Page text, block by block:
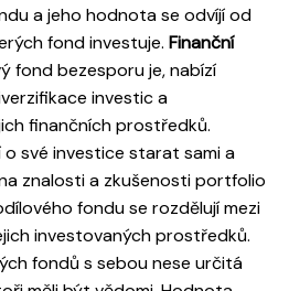
a jeho hodnota se odvíjí od
fond investuje. Finanční
fond bezesporu je, nabízí
investic a
finančních prostředků.
své investice starat sami a
znalosti a zkušenosti portfolio
fondu se rozdělují mezi
investovaných prostředků.
fondů s sebou nese určitá